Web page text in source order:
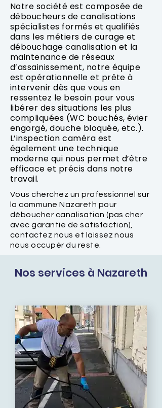
Notre société est composée de
déboucheurs de canalisations
spécialistes formés et qualifiés
dans les métiers de curage et
débouchage canalisation et la
maintenance de réseaux
d’assainissement, notre équipe
est opérationnelle et prête à
intervenir dès que vous en
ressentez le besoin pour vous
libérer des situations les plus
compliquées (WC bouchés, évier
engorgé, douche bloquée, etc.).
L’inspection caméra est
également une technique
moderne qui nous permet d’être
efficace et précis dans notre
travail.
Vous cherchez un professionnel sur
la commune Nazareth pour
déboucher canalisation (pas cher
avec garantie de satisfaction),
contactez nous et laissez nous
nous occupér du reste.
Nos services à Nazareth